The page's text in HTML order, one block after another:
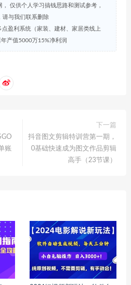
仅供个人学习搞钱思路和测试参考，
请与我们联系删除
点盈利系统（家装、建材、家居类线上
产值5000万15%净利润
账
下一篇
抖音图文剪辑特训营第一期，
0基础快速成为图文作品剪辑
高手（23节课）